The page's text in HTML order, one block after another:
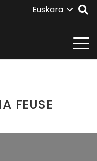
Euskara
FEUSE